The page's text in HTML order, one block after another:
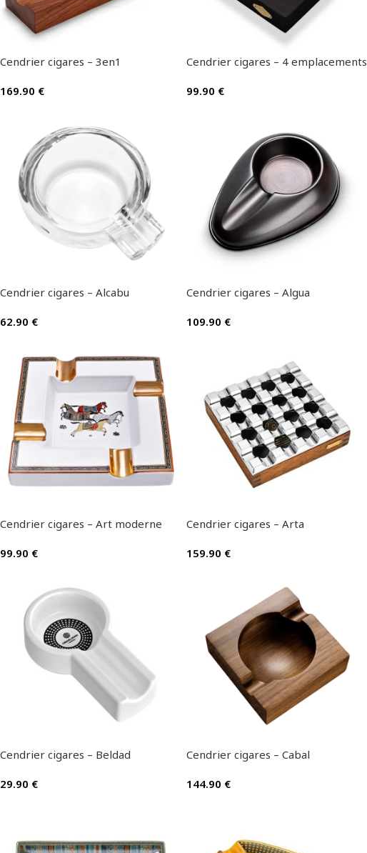
Cendrier cigares – 3en1
169.90 €
Cendrier cigares – 4 emplacements
99.90 €
Cendrier cigares – Alcabu
62.90 €
Cendrier cigares – Algua
109.90 €
Cendrier cigares – Art moderne
99.90 €
Cendrier cigares – Arta
159.90 €
Cendrier cigares – Beldad
29.90 €
Cendrier cigares – Cabal
144.90 €